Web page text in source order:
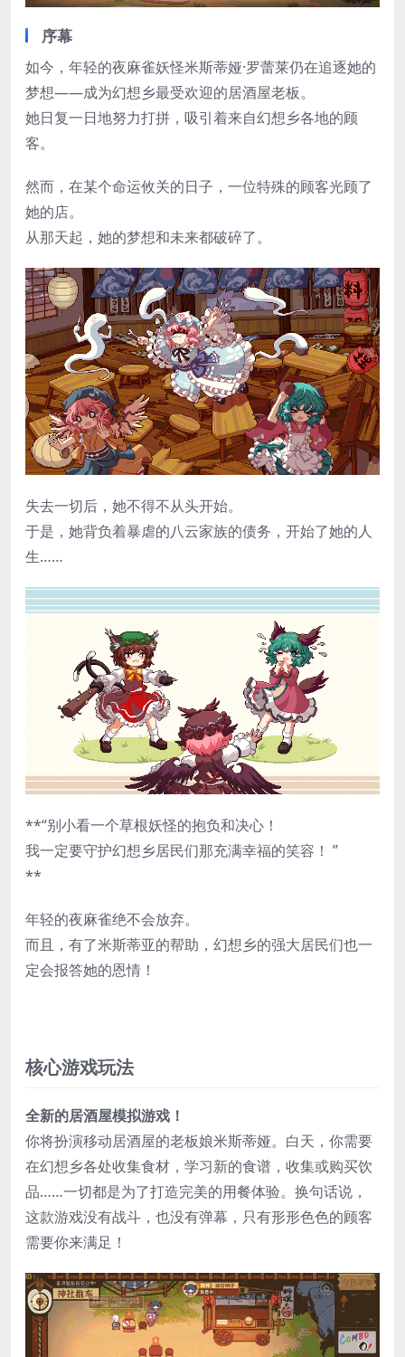
序幕
如今，年轻的夜麻雀妖怪米斯蒂娅·罗蕾莱仍在追逐她的
梦想——成为幻想乡最受欢迎的居酒屋老板。
她日复一日地努力打拼，吸引着来自幻想乡各地的顾
客。
然而，在某个命运攸关的日子，一位特殊的顾客光顾了
她的店。
从那天起，她的梦想和未来都破碎了。
失去一切后，她不得不从头开始。
于是，她背负着暴虐的八云家族的债务，开始了她的人
生……
**“别小看一个草根妖怪的抱负和决心！
我一定要守护幻想乡居民们那充满幸福的笑容！ ”
**
年轻的夜麻雀绝不会放弃。
而且，有了米斯蒂亚的帮助，幻想乡的强大居民们也一
定会报答她的恩情！
核心游戏玩法
全新的居酒屋模拟游戏！
你将扮演移动居酒屋的老板娘米斯蒂娅。白天，你需要
在幻想乡各处收集食材，学习新的食谱，收集或购买饮
品……一切都是为了打造完美的用餐体验。换句话说，
这款游戏没有战斗，也没有弹幕，只有形形色色的顾客
需要你来满足！